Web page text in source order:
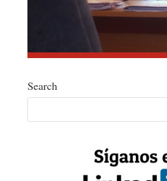
Search